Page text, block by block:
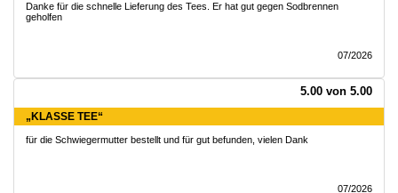
Danke für die schnelle Lieferung des Tees. Er hat gut gegen Sodbrennen
geholfen
07/2026
5.00 von 5.00
„KLASSE TEE“
für die Schwiegermutter bestellt und für gut befunden, vielen Dank
07/2026